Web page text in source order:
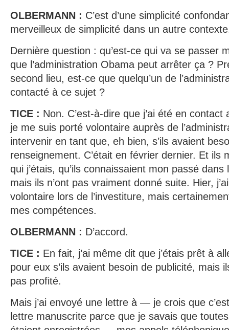
OLBERMANN : C’est d’une simplicité
merveilleux de simplicité dans un autre
Dernière question : qu’est-ce qui va se passer
que l’administration Obama peut arrêter ça ?
second lieu, est-ce que quelqu’un de
contacté à ce sujet ?
TICE : Non. C’est-à-dire que j’ai été en
je me suis porté volontaire auprès de
intervenir en tant que, eh bien, s’ils avaient
renseignement. C’était en février dernier. Et ils
qui j’étais, qu’ils connaissaient mon passé
mais ils n’ont pas vraiment donné suite. Hier,
volontaire lors de l’investiture, mais
mes compétences.
OLBERMANN : D’accord.
TICE : En fait, j’ai même dit que j’étais prêt à
pour eux s’ils avaient besoin de publicité, mais
pas profité.
Mais j’ai envoyé une lettre à — je crois que
lettre manuscrite parce que je savais que